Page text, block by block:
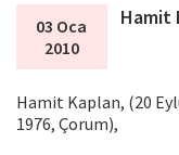
03 Oca
2010
Hamit
Hamit Kaplan, (20
1976, Çorum),